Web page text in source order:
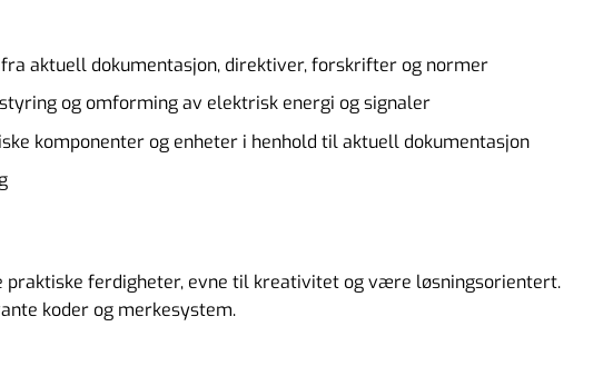
aktuell dokumentasjon, direktiver, forskrifter og normer
og omforming av elektrisk energi og signaler
komponenter og enheter i henhold til aktuell dokumentasjon
ferdigheter, evne til kreativitet og være løsningsorientert.
koder og merkesystem.
Les mer